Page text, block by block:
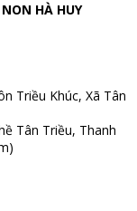
HÀ HUY
Triều Khúc, Xã Tân
Tân Triều, Thanh